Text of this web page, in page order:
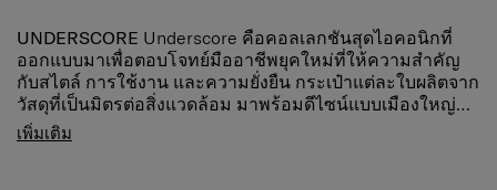
UNDERSCORE Underscore คือคอลเลกชันสุดไอคอนิกที่
ออกแบบมาเพื่อตอบโจทย์มืออาชีพยุคใหม่ที่ให้ความสำคัญ
กับสไตล์ การใช้งาน และความยั่งยืน กระเป๋าแต่ละใบผลิตจาก
วัสดุที่เป็นมิตรต่อสิ่งแวดล้อม มาพร้อมดีไซน์แบบเมืองใหญ่ที่
เรียบหรูและความแข็งแกร่งที่ใช้งานได้จริง โดดเด่นด้วยดีเทล
หัวเข็มขัดที่ได้แรงบันดาลใจจากเข็มขัดนิรภัยบนเครื่องบิน สื่อ
เคส AirPods Pro ที่เหมาะกับ AirPodsวิธีใช้:เป็นเสน่ห์ – ใช้
แหวนเพื่อเกี่ยวเข้ากับ webbingเป็นคลิป – ใช้ตัวล็อคหัว
เพิ่มเติม